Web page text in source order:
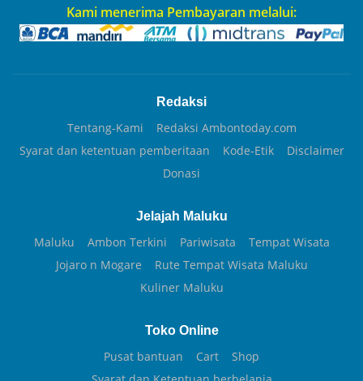
Kami menerima Pembayaran melalui:
Redaksi
Tentang-Kami
Redaksi Ambontoday.com
Syarat dan ketentuan pemberitaan
Kode-Etik
Disclaimer
Donasi
Jelajah Maluku
Maluku Ambon Terkini Pariwisata
Tempat Wisata
Jojaro n Mogare
Rute Tempat Wisata Maluku
Kuliner Maluku
Toko Online
Pusat bantuan Cart
Shop